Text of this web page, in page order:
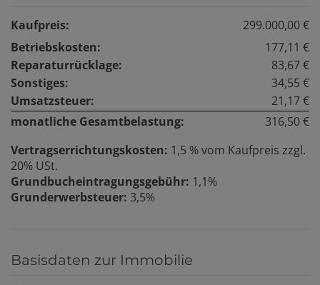
Kaufpreis:
299.000,00 €
Betriebskosten:
177,11 €
Reparaturrücklage:
83,67 €
Sonstiges:
34,55 €
Umsatzsteuer:
21,17 €
monatliche Gesamtbelastung:
316,50 €
Vertragserrichtungskosten: 1,5 % vom Kaufpreis zzgl.
20% USt.
Grundbucheintragungsgebühr: 1,1%
Grunderwerbsteuer: 3,5%
Basisdaten zur Immobilie